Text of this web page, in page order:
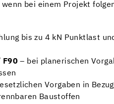
bei einem Projekt
bis zu 4 kN Punktlast
F90 – bei planerischen
Vorgaben in
Baustoffen